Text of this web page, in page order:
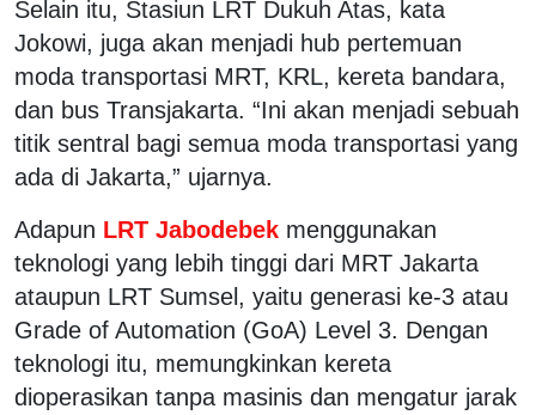
Selain itu, Stasiun LRT Dukuh Atas, kata
Jokowi, juga akan menjadi hub pertemuan
moda transportasi MRT, KRL, kereta bandara,
dan bus Transjakarta. “Ini akan menjadi sebuah
titik sentral bagi semua moda transportasi yang
ada di Jakarta,” ujarnya.
Adapun LRT Jabodebek menggunakan
teknologi yang lebih tinggi dari MRT Jakarta
ataupun LRT Sumsel, yaitu generasi ke-3 atau
Grade of Automation (GoA) Level 3. Dengan
teknologi itu, memungkinkan kereta
dioperasikan tanpa masinis dan mengatur jarak